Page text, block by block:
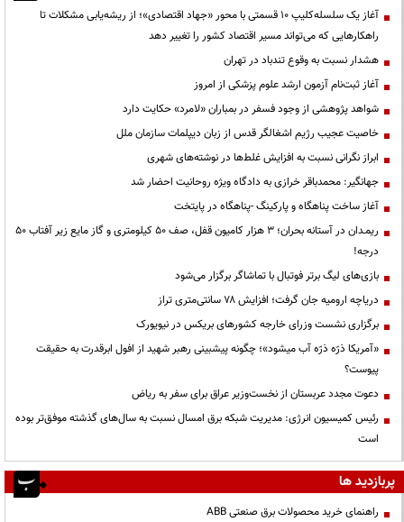
آغاز یک سلسله‌کلیپ ۱۰ قسمتی با محور «جهاد اقتصادی»؛ از ریشه‌یابی مشکلات تا
راهکارهایی که می‌تواند مسیر اقتصاد کشور را تغییر دهد
هشدار نسبت به وقوع تندباد در تهران
آغاز ثبت‌نام آزمون ارشد علوم پزشکی از امروز
شواهد پژوهشی از وجود فسفر در بمباران «لامرد» حکایت دارد
خاصیت عجیب رژیم اشغالگر قدس از زبان دیپلمات سازمان ملل
ابراز نگرانی نسبت به افزایش غلط‌ها در نوشته‌های شهری
جهانگیر: محمدباقر خرازی به دادگاه ویژه روحانیت احضار شد
آغاز ساخت پناهگاه و پارکینگ -پناهگاه در پایتخت
ریمـدان در آستانه بحران؛ ۳ هزار کامیون قفل، صف ۵۰ کیلومتری و گاز مایع زیر آفتاب ۵۰
درجه!
بازی‌های لیگ برتر فوتبال با تماشاگر برگزار می‌شود
دریاچه ارومیه جان گرفت؛ افزایش ۷۸ سانتی‌متری تراز
برگزاری نشست وزرای خارجه کشورهای بریکس در نیویورک
«آمریکا ذرّه ذرّه آب میشود»؛ چگونه پیشبینی رهبر شهید از افول ابرقدرت به حقیقت
پیوست؟
دعوت مجدد عربستان از نخست‌وزیر عراق برای سفر به ریاض
رئیس کمیسیون انرژی: مدیریت شبکه برق امسال نسبت به سال‌های گذشته موفق‌تر بوده
است
پربازدید ها
راهنمای خرید محصولات برق صنعتی ABB